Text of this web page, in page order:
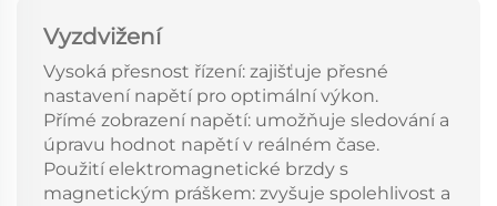
Vyzdvižení
Vysoká přesnost řízení: zajišťuje přesné
nastavení napětí pro optimální výkon.
Přímé zobrazení napětí: umožňuje sledování a
úpravu hodnot napětí v reálném čase.
Použití elektromagnetické brzdy s
magnetickým práškem: zvyšuje spolehlivost a